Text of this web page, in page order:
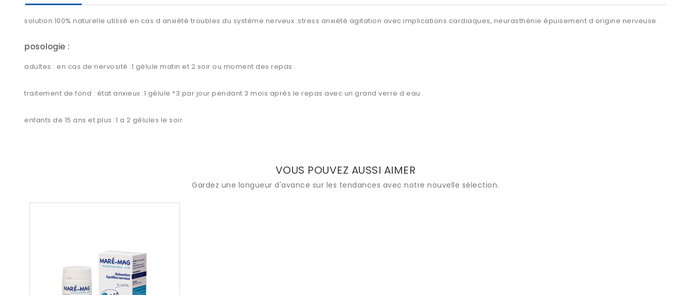
solution 100% naturelle utilisé en cas d anxiété troubles du système nerveux :stress anxiété agitation avec implications cardiaques, neurasthénie épuisement d origine nerveuse .
posologie :
adultes : en cas de nervosité :1 gélule matin et 2 soir ou moment des repas .
traitement de fond : état anxieux :1 gélule *3 par jour pendant 3 mois après le repas avec un grand verre d eau .
enfants de 15 ans et plus :1 a 2 gélules le soir
VOUS POUVEZ AUSSI AIMER
Gardez une longueur d'avance sur les tendances avec notre nouvelle sélection.